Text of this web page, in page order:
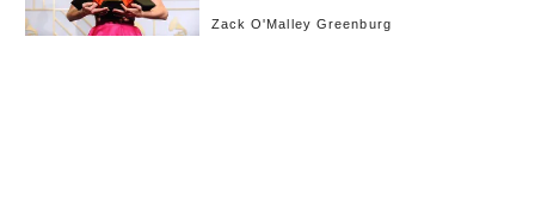
Zack O'Malley Greenburg